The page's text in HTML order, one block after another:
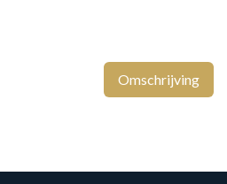
Omschrijving